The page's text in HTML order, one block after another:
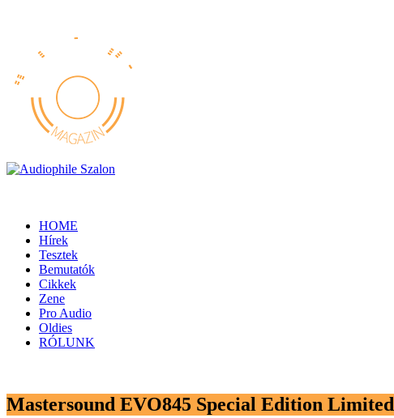
HOME
Hírek
Tesztek
Bemutatók
Cikkek
Zene
Pro Audio
Oldies
RÓLUNK
Mastersound EVO845 Special Edition Limited